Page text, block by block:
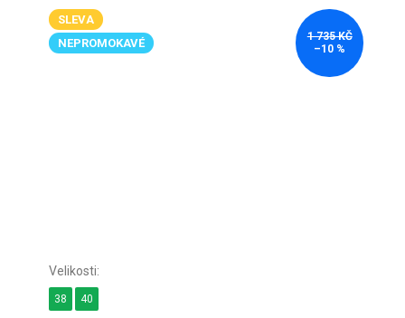
SLEVA
NEPROMOKAVÉ
1 735 KČ
–10 %
38 40